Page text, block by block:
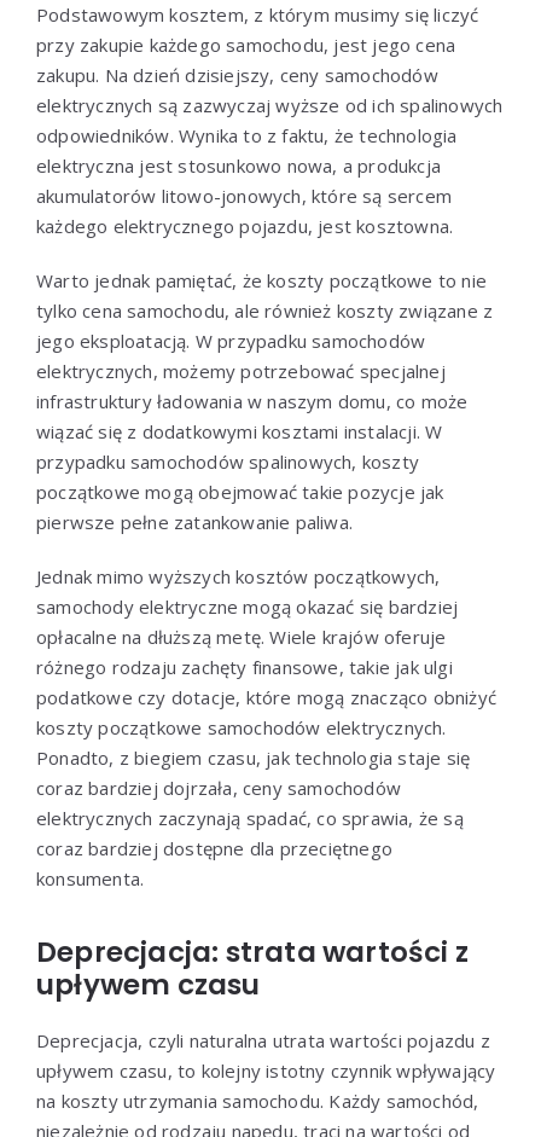
Podstawowym kosztem, z którym musimy się liczyć
przy zakupie każdego samochodu, jest jego cena
zakupu. Na dzień dzisiejszy, ceny samochodów
elektrycznych są zazwyczaj wyższe od ich spalinowych
odpowiedników. Wynika to z faktu, że technologia
elektryczna jest stosunkowo nowa, a produkcja
akumulatorów litowo-jonowych, które są sercem
każdego elektrycznego pojazdu, jest kosztowna.
Warto jednak pamiętać, że koszty początkowe to nie
tylko cena samochodu, ale również koszty związane z
jego eksploatacją. W przypadku samochodów
elektrycznych, możemy potrzebować specjalnej
infrastruktury ładowania w naszym domu, co może
wiązać się z dodatkowymi kosztami instalacji. W
przypadku samochodów spalinowych, koszty
początkowe mogą obejmować takie pozycje jak
pierwsze pełne zatankowanie paliwa.
Jednak mimo wyższych kosztów początkowych,
samochody elektryczne mogą okazać się bardziej
opłacalne na dłuższą metę. Wiele krajów oferuje
różnego rodzaju zachęty finansowe, takie jak ulgi
podatkowe czy dotacje, które mogą znacząco obniżyć
koszty początkowe samochodów elektrycznych.
Ponadto, z biegiem czasu, jak technologia staje się
coraz bardziej dojrzała, ceny samochodów
elektrycznych zaczynają spadać, co sprawia, że są
coraz bardziej dostępne dla przeciętnego
konsumenta.
Deprecjacja: strata wartości z
upływem czasu
Deprecjacja, czyli naturalna utrata wartości pojazdu z
upływem czasu, to kolejny istotny czynnik wpływający
na koszty utrzymania samochodu. Każdy samochód,
niezależnie od rodzaju napędu, traci na wartości od